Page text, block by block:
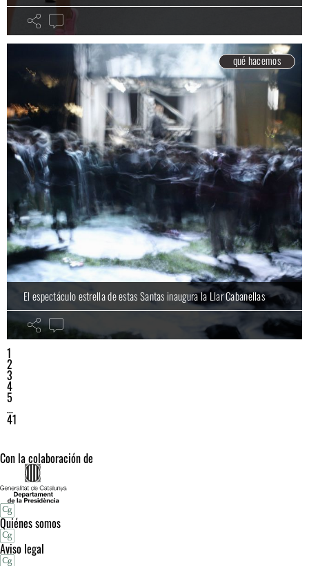
qué hacemos
El espectáculo estrella de estas Santas inaugura la Llar Cabanellas
1
2
3
4
5
…
41
Con la colaboración de
Quiénes somos
Aviso legal